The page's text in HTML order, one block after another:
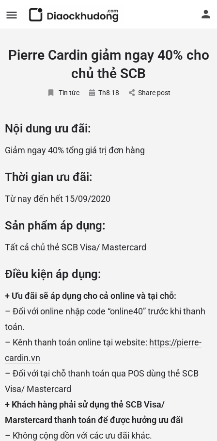
Pierre Cardin giảm ngay 40% cho
chủ thẻ SCB
Tin tức Th8 18 Share post
Nội dung ưu đãi:
Giảm ngay 40% tổng giá trị đơn hàng
Thời gian ưu đãi:
Từ nay đến hết 15/09/2020
Sản phẩm áp dụng:
Tất cả chủ thẻ SCB Visa/ Mastercard
Điều kiện áp dụng:
+ Ưu đãi sẽ áp dụng cho cả online và tại chỗ:
– Đối với online nhập code “online40” trước khi thanh
toán.
– Kênh thanh toán online tại website: https://pierre-
cardin.vn
– Đối với tại chỗ thanh toán qua POS dùng thẻ SCB
Visa/ Mastercard
+ Khách hàng phải sử dụng thẻ SCB Visa/
Marstercard thanh toán để được hưởng ưu đãi
– Không cộng dồn với các ưu đãi khác.